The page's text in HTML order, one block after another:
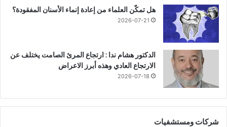
هل تمكّن العلماء من إعادة إنماء الأسنان المفقودة؟
2026-07-21
الدكتور هشام ندا : ارتجاع المرئ الصامت يختلف عن
الارتجاع العادي وهذه أبرز الاعراض
2026-07-18
شركات ومستشفيات